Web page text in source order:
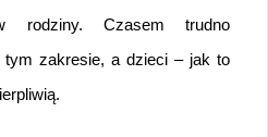
rodziny. Czasem trudno
tym zakresie, a dzieci – jak to